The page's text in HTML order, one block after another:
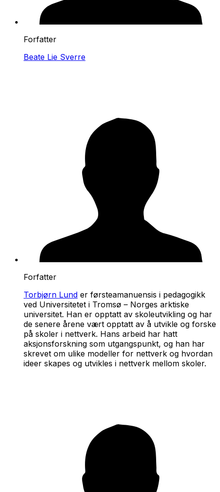
Forfatter
Beate Lie Sverre
Forfatter
Torbjørn Lund er førsteamanuensis i pedagogikk
ved Universitetet i Tromsø – Norges arktiske
universitet. Han er opptatt av skoleutvikling og har
de senere årene vært opptatt av å utvikle og forske
på skoler i nettverk. Hans arbeid har hatt
aksjonsforskning som utgangspunkt, og han har
skrevet om ulike modeller for nettverk og hvordan
ideer skapes og utvikles i nettverk mellom skoler.